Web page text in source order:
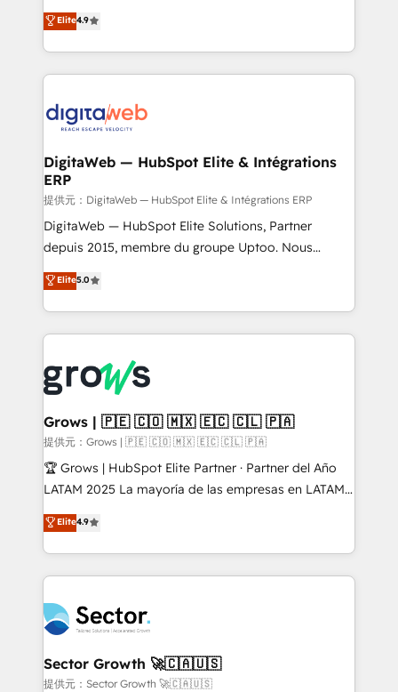
That's why we have developed a step-by-step
implementation process that focuses on user
strive for optimal customer processes and
experiences. Systony – We believe you can grow!
Elite Partner. With 500+ projects across the U.S.,
Brazil, and LATAM, we combine global expertise with
regional experience. Today, we are Brazil’s largest
HubSpot Elite Partner—trusted by companies across
Implementation & Migration Onboarding across all
Station, Freshdesk, Intercom, and more. Custom
objects, automations, and integrations built for
growth. 🚀 AI-Driven GTM Orchestration Unify
HubSpot with LinkedIn, WhatsApp, email, paid
media, and AI voice to drive pipeline. 🤖 AI Custom
prospecting, follow-ups, service triage, and
knowledge retrieval—built in HubSpot. ⚡ Fast-Track
advanced optimization & adoption 📍 São Paulo, BR
• Des Moines, IA • New York, NY
Elite4.9
DigitaWeb — HubSpot Elite & Intégrations
ERP
提供元：DigitaWeb — HubSpot Elite & Intégrations ERP
DigitaWeb — HubSpot Elite Solutions, Partner
depuis 2015, membre du groupe Uptoo. Nous
aidons les ETI et PME B2B à unifier Marketing,
Ventes et Service sur HubSpot grâce à la Revenue
Architecture : alignement des équipes, pipeline
prévisible, croissance mesurable. 🔌 Intégrations
Dynamics..), VOIP (Aircall, Ringover, Modjo), Shopify,
Oneflow. 💻 Développements custom : CRM UI
Extensions (React), Serverless Node.js, Custom
Objects, thèmes HubL, agents IA & Breeze AI. 🎯
Secteurs : Industrie, Distribution B2B, SaaS, Services
B2B, Immobilier, Viticulture, Finance. 🚀 Nos livrables
Sales + Service Hub, synchronisation ERP ↔
HubSpot temps réel, formation équipes. 🏆 +350
Integration. 📩 Parlons de votre projet →
digitaweb.com
Elite5.0
Grows | 🇵🇪 🇨🇴 🇲🇽 🇪🇨 🇨🇱 🇵🇦
提供元：Grows | 🇵🇪 🇨🇴 🇲🇽 🇪🇨 🇨🇱 🇵🇦
🏆 Grows | HubSpot Elite Partner · Partner del Año
LATAM 2025 La mayoría de las empresas en LATAM
no tienen un problema de herramientas. Tienen un
problema de orden. Equipos desalineados, datos
dispersos y procesos que dependen de personas
clave — no de sistemas. Eso frena el crecimiento,
⚙️ Grows ordena los procesos comerciales, alinea
marketing, ventas y servicio, e implementa HubSpot
de forma que genera resultados reales desde las
primeras semanas — no meses. 🤝 No entregamos
Elite4.9
Sector Growth 🚀🇨🇦🇺🇸
提供元：Sector Growth 🚀🇨🇦🇺🇸